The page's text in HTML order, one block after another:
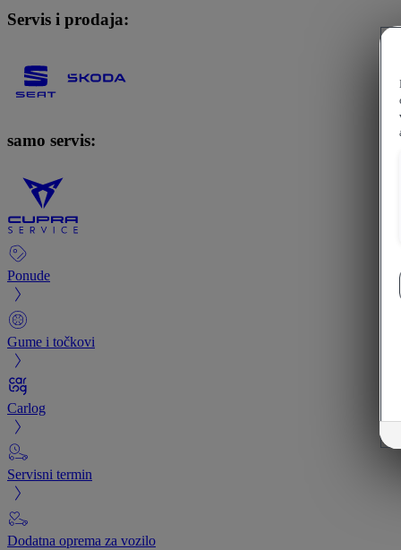
Servis i prodaja:
samo servis:
Ponude
Gume i točkovi
Carlog
Servisni termin
Dodatna oprema za vozilo